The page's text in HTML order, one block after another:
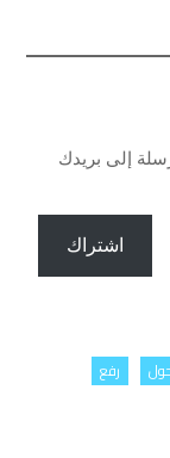
إلى بريدك
اشتراك
رفع